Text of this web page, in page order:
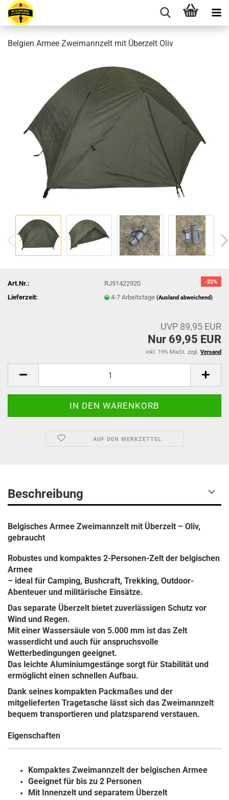
Belgien Armee Zweimannzelt mit Überzelt Oliv
-22%
Art.Nr.:
RJ91422920
Lieferzeit:
4-7 Arbeitstage(Ausland abweichend)
UVP 89,95 EUR
Nur 69,95 EUR
inkl. 19% MwSt. zzgl. Versand
AUF DEN MERKZETTEL
Beschreibung
Belgisches Armee Zweimannzelt mit Überzelt – Oliv,
gebraucht
Robustes und kompaktes 2-Personen-Zelt der belgischen
Armee
– ideal für Camping, Bushcraft, Trekking, Outdoor-
Abenteuer und militärische Einsätze.
Das separate Überzelt bietet zuverlässigen Schutz vor
Wind und Regen.
Mit einer Wassersäule von 5.000 mm ist das Zelt
wasserdicht und auch für anspruchsvolle
Wetterbedingungen geeignet.
Das leichte Aluminiumgestänge sorgt für Stabilität und
ermöglicht einen schnellen Aufbau.
Dank seines kompakten Packmaßes und der
mitgelieferten Tragetasche lässt sich das Zweimannzelt
bequem transportieren und platzsparend verstauen.
Eigenschaften
Kompaktes Zweimannzelt der belgischen Armee
Geeignet für bis zu 2 Personen
Mit Innenzelt und separatem Überzelt